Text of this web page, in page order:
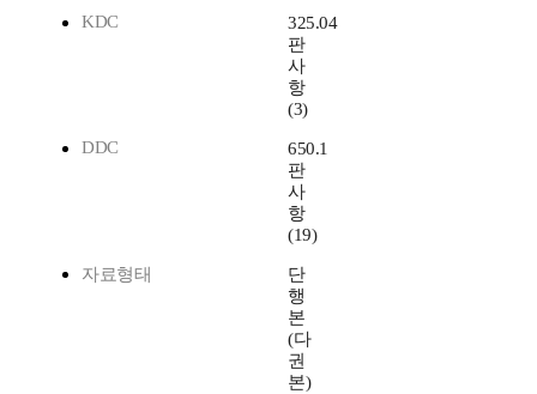
KDC
325.04
판
사
항
(3)
DDC
650.1
판
사
항
(19)
자료형태
단
행
본
(다
권
본)